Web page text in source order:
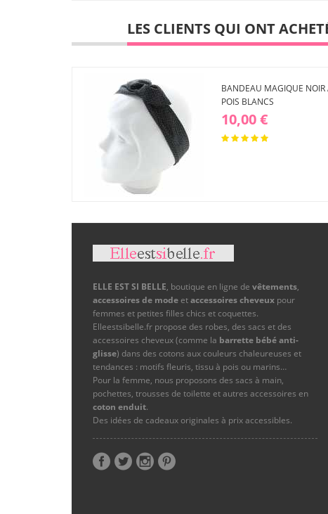
d'envies
LES CLIENTS QUI ONT
BANDEAU MAGIQUE NOIR
POIS BLANCS
10,00 €
ELLE EST SI BELLE, boutique en ligne de vêtements,
accessoires de mode etaccessoires cheveux pour
femmes et petites filles chics et coquettes.
Elleestsibelle.fr propose des robes, des sacs et des
accessoires cheveux (comme la barrette bébé anti-
glisse) dans des cotons aux couleurs chaleureuses et
tendances : motifs fleuris, tissu à pois ou marins…
Pour la femme, nous proposons des sacs à main,
pochettes, trousses de toilette et autres accessoires en
coton enduit.
Des idées de cadeaux originales à prix accessibles.